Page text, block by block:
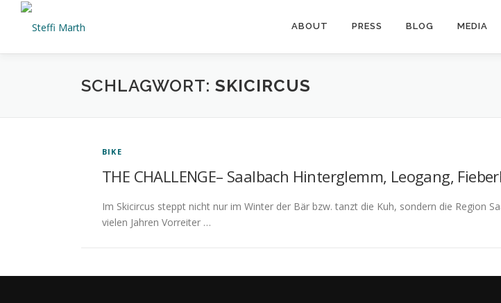
ABOUT PRESS BLOG MEDIA
SCHLAGWORT: SKICIRCUS
BIKE
THE CHALLENGE– Saalbach Hinterglemm, Leogang,
Im Skicircus steppt nicht nur im Winter der Bär bzw. tanzt die Kuh, sondern die Region
vielen Jahren Vorreiter …